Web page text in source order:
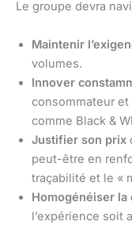
Le groupe devra
Maintenir
volumes.
Innover
consommateur et
comme Black &
Justifier son prix
peut-être en
traçabilité et le «
Homogénéiser
l’expérience soit